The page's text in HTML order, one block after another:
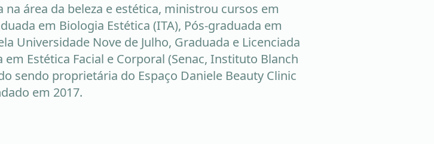
área da beleza e estética, ministrou cursos em
em Biologia Estética (ITA), Pós-graduada em
Universidade Nove de Julho, Graduada e Licenciada
Estética Facial e Corporal (Senac, Instituto Blanch
sendo proprietária do Espaço Daniele Beauty Clinic
em 2017.